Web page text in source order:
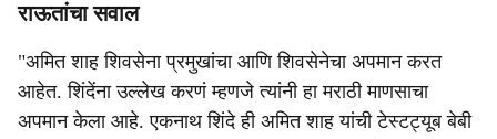
राऊतांचा सवाल
"अमित शाह शिवसेना प्रमुखांचा आणि शिवसेनेचा अपमान करत
आहेत. शिंदेंना उल्लेख करणं म्हणजे त्यांनी हा मराठी माणसाचा
अपमान केला आहे. एकनाथ शिंदे ही अमित शाह यांची टेस्टट्यूब बेबी